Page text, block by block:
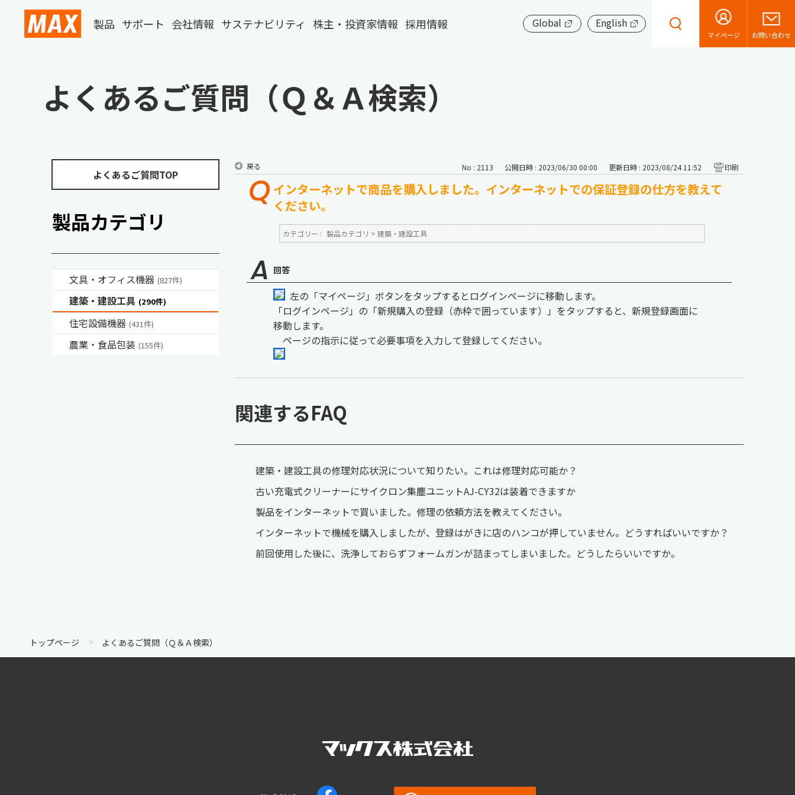
製品 サポート 会社情報 サステナビリティ 株主・投資家情報 採用情報 Global English
マイページ お問い合わせ
よくあるご質問（Ｑ＆Ａ検索）
よくあるご質問TOP
製品カテゴリ
文具・オフィス機器 (827件)
建築・建設工具 (290件)
住宅設備機器 (431件)
農業・食品包装 (155件)
戻る No : 2113 公開日時 : 2023/06/30 00:00 更新日時 : 2023/08/24 11:52 印刷
インターネットで商品を購入しました。インターネットでの保証登録の仕方を教えて
ください。
カテゴリー : 製品カテゴリ > 建築・建設工具
回答
左の「マイページ」ボタンをタップするとログインページに移動します。
「ログインページ」の「新規購入の登録（赤枠で囲っています）」をタップすると、新規登録画面に
移動します。
ページの指示に従って必要事項を入力して登録してください。
関連するFAQ
建築・建設工具の修理対応状況について知りたい。これは修理対応可能か？
古い充電式クリーナーにサイクロン集塵ユニットAJ-CY32は装着できますか
製品をインターネットで買いました。修理の依頼方法を教えてください。
インターネットで機械を購入しましたが、登録はがきに店のハンコが押していません。どうすればいいですか？
前回使用した後に、洗浄しておらずフォームガンが詰まってしまいました。どうしたらいいですか。
トップページ よくあるご質問（Ｑ＆Ａ検索）